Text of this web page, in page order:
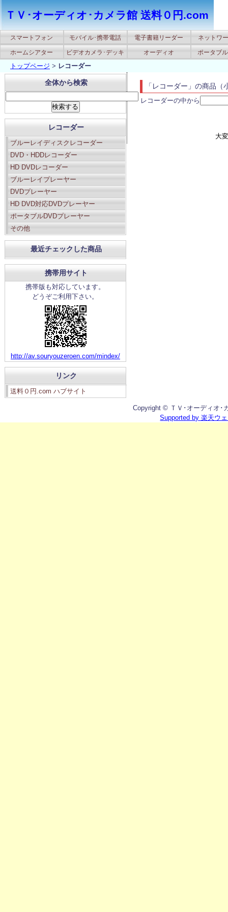
ＴＶ･オーディオ･カメラ館 送料０円.com
スマートフォン モバイル･携帯電話 電子書籍リーダー ネットワ
ホームシアター ビデオカメラ･デッキ オーディオ ポータブ
トップページ > レコーダー
「レコーダー」の商品
レコーダーの中から
大
全体から検索
レコーダー
ブルーレイディスクレコーダー
DVD・HDDレコーダー
HD DVDレコーダー
ブルーレイプレーヤー
DVDプレーヤー
HD DVD対応DVDプレーヤー
ポータブルDVDプレーヤー
その他
最近チェックした商品
携帯用サイト
携帯版も対応しています。
どうぞご利用下さい。
http://av.souryouzeroen.com/mindex/
リンク
送料０円.com ハブサイト
Copyright © ＴＶ･オーディオ･
Supported by 楽天ウ